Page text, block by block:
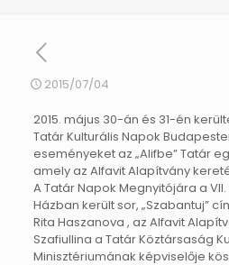
2015/07/04
2015. május 30-án és 31-én
Tatár Kulturális Napok
eseményeket az „Alifbe” Tatár
amely az Alfavit Alapítvány
A Tatár Napok Megnyitójára a
Házban került sor, „Szabantuj”
Rita Haszanova , az Alfavit
Szafiullina a Tatár Köztársaság
Minisztériumának képviselője